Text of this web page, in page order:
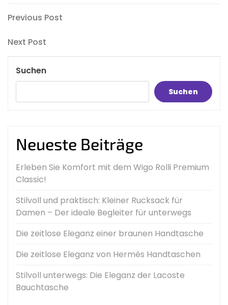
Beitragsnavigation
Previous
Previous Post
Next
Next Post
Suchen
Suchen
Neueste Beiträge
Erleben Sie Komfort mit dem Wigo Rolli Premium
Classic!
Stilvoll und praktisch: Kleiner Rucksack für
Damen – Der ideale Begleiter für unterwegs
Die zeitlose Eleganz einer braunen Handtasche
Die zeitlose Eleganz von Hermès Handtaschen
Stilvoll unterwegs: Die Eleganz der Lacoste
Bauchtasche